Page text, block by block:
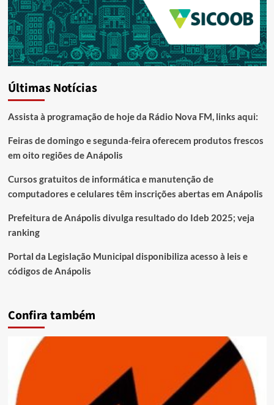
Últimas Notícias
Assista à programação de hoje da Rádio Nova FM, links aqui:
Feiras de domingo e segunda-feira oferecem produtos frescos
em oito regiões de Anápolis
Cursos gratuitos de informática e manutenção de
computadores e celulares têm inscrições abertas em Anápolis
Prefeitura de Anápolis divulga resultado do Ideb 2025; veja
ranking
Portal da Legislação Municipal disponibiliza acesso à leis e
códigos de Anápolis
Confira também